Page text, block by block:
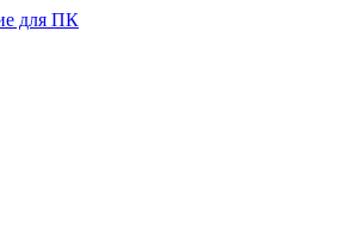
для ПК